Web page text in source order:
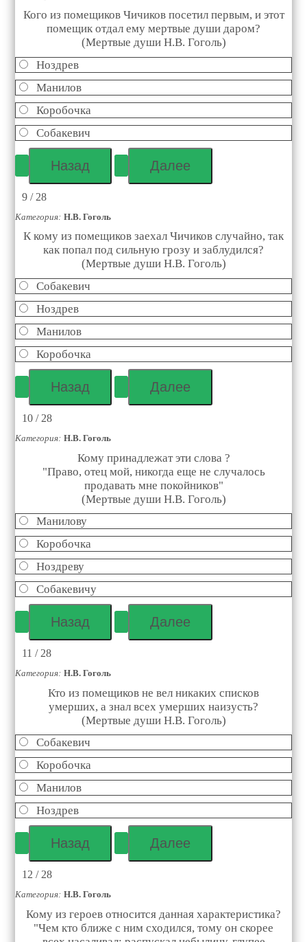
Кого из помещиков Чичиков посетил первым, и этот
помещик отдал ему мертвые души даром?
(Мертвые души Н.В. Гоголь)
Ноздрев
Манилов
Коробочка
Собакевич
9 / 28
Категория: Н.В. Гоголь
К кому из помещиков заехал Чичиков случайно, так
как попал под сильную грозу и заблудился?
(Мертвые души Н.В. Гоголь)
Собакевич
Ноздрев
Манилов
Коробочка
10 / 28
Категория: Н.В. Гоголь
Кому принадлежат эти слова ?
"Право, отец мой, никогда еще не случалось
продавать мне покойников"
(Мертвые души Н.В. Гоголь)
Манилову
Коробочка
Ноздреву
Собакевичу
11 / 28
Категория: Н.В. Гоголь
Кто из помещиков не вел никаких списков
умерших, а знал всех умерших наизусть?
(Мертвые души Н.В. Гоголь)
Собакевич
Коробочка
Манилов
Ноздрев
12 / 28
Категория: Н.В. Гоголь
Кому из героев относится данная характеристика?
"Чем кто ближе с ним сходился, тому он скорее